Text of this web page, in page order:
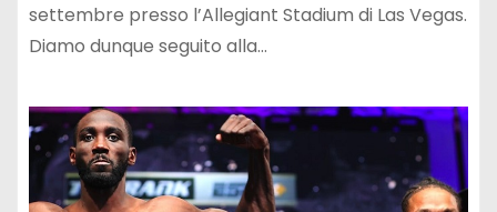
settembre presso l’Allegiant Stadium di Las Vegas.
Diamo dunque seguito alla…